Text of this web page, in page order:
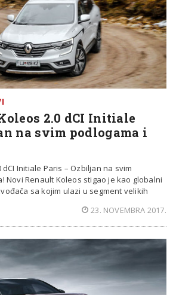
2.0 dCI Initiale
na svim podlogama i
Initiale Paris – Ozbiljan na svim
Novi Renault Koleos stigao je kao globalni
sa kojim ulazi u segment velikih
23. NOVEMBRA 2017.